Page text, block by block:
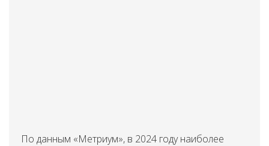
По данным «Метриум», в 2024 году наиболее